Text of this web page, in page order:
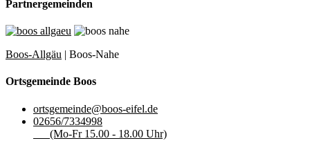
Partnergemeinden
Boos-Allgäu | Boos-Nahe
Ortsgemeinde Boos
ortsgemeinde@boos-eifel.de
02656/7334998
(Mo-Fr 15.00 - 18.00 Uhr)